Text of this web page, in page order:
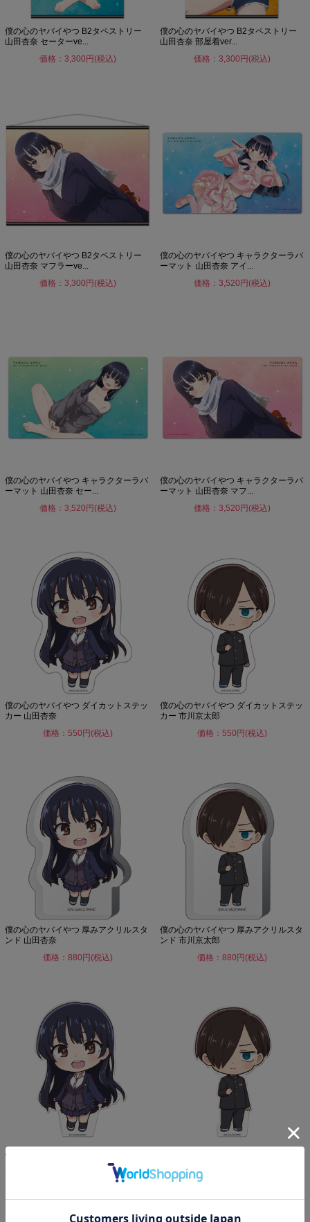
僕の心のヤバイやつ B2タペストリー
山田杏奈 セーターve...
価格：3,300円(税込)
僕の心のヤバイやつ B2タペストリー
山田杏奈 部屋着ver...
価格：3,300円(税込)
僕の心のヤバイやつ B2タペストリー
山田杏奈 マフラーve...
価格：3,300円(税込)
僕の心のヤバイやつ キャラクターラバ
ーマット 山田杏奈 アイ...
価格：3,520円(税込)
僕の心のヤバイやつ キャラクターラバ
ーマット 山田杏奈 セー...
価格：3,520円(税込)
僕の心のヤバイやつ キャラクターラバ
ーマット 山田杏奈 マフ...
価格：3,520円(税込)
僕の心のヤバイやつ ダイカットステッ
カー 山田杏奈
価格：550円(税込)
僕の心のヤバイやつ ダイカットステッ
カー 市川京太郎
価格：550円(税込)
僕の心のヤバイやつ 厚みアクリルスタ
ンド 山田杏奈
価格：880円(税込)
僕の心のヤバイやつ 厚みアクリルスタ
ンド 市川京太郎
価格：880円(税込)
僕の心のヤバイやつ ぷにこれ！アクリ
価格：1,023円(税込)
価格：1,023円(税込)